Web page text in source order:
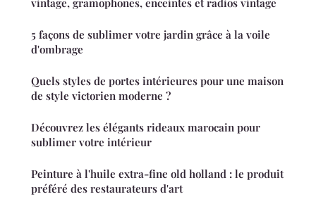
vintage, gramophones, enceintes et radios vintage
5 façons de sublimer votre jardin grâce à la voile
d'ombrage
Quels styles de portes intérieures pour une maison
de style victorien moderne ?
Découvrez les élégants rideaux marocain pour
sublimer votre intérieur
Peinture à l'huile extra-fine old holland : le produit
préféré des restaurateurs d'art